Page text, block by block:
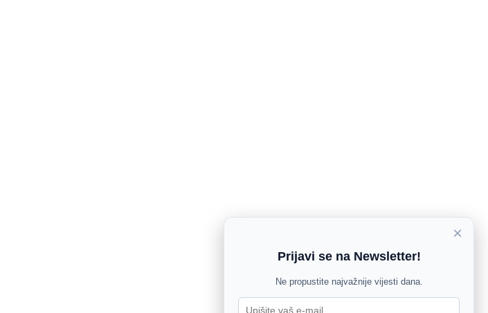
×
Prijavi se na Newsletter!
Ne propustite najvažnije vijesti dana.